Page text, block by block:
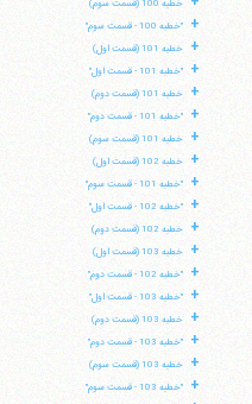
خطبه 100 (قسمت سوم)
+ "خطبه 100 - قسمت سوم"
+ خطبه 101 (قسمت اول)
+ "خطبه 101 - قسمت اول"
+ خطبه 101 (قسمت دوم)
+ "خطبه 101 - قسمت دوم"
+ خطبه 101 (قسمت سوم)
+ خطبه 102 (قسمت اول)
+ "خطبه 101 - قسمت سوم"
+ "خطبه 102 - قسمت اول"
+ خطبه 102 (قسمت دوم)
+ خطبه 103 (قسمت اول)
+ "خطبه 102 - قسمت دوم"
+ "خطبه 103 - قسمت اول"
+ خطبه 103 (قسمت دوم)
+ "خطبه 103 - قسمت دوم"
+ خطبه 103 (قسمت سوم)
+ "خطبه 103 - قسمت سوم"